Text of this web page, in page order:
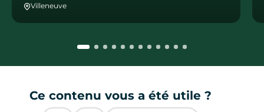
Villeneuve
Ce contenu vous a été utile ?